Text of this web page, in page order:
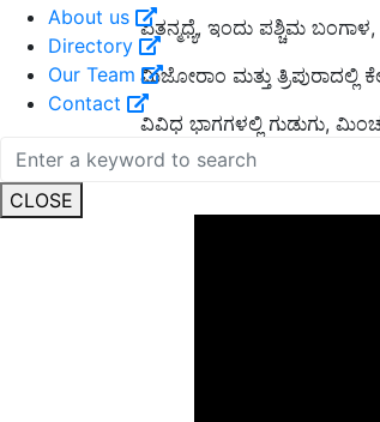
About us
Directory
Our Team
Contact
CLOSE
ಏತನ್ಮಧ್ಯೆ, ಇಂದು ಪಶ್ಚಿಮ
ಮಿಜೋರಾಂ ಮತ್ತು ತ್ರಿಪುರಾದಲ್ಲಿ
ವಿವಿಧ ಭಾಗಗಳಲ್ಲಿ ಗುಡುಗು,